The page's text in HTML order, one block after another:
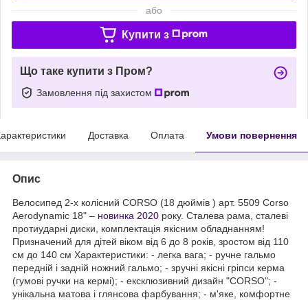
або
Купити з
Що таке купити з Пром?
Замовлення під захистом
Доставка Оплата Умови повернення
Опис
Велосипед 2-х колісний CORSO (18 дюймів ) арт. 5509 Corso
Aerodynamic 18" – новинка 2020 року. Сталева рама, сталеві
протиударні диски, комплектація якісним обладнанням!
Призначений для дітей віком від 6 до 8 років, зростом від 110
см до 140 см Характеристики: - легка вага; - ручне гальмо
передній і задній ножний гальмо; - зручні якісні гріпси керма
(гумові ручки на кермі); - ексклюзивний дизайн "CORSO"; -
унікальна матова і глянсова фарбування; - м'яке, комфортне